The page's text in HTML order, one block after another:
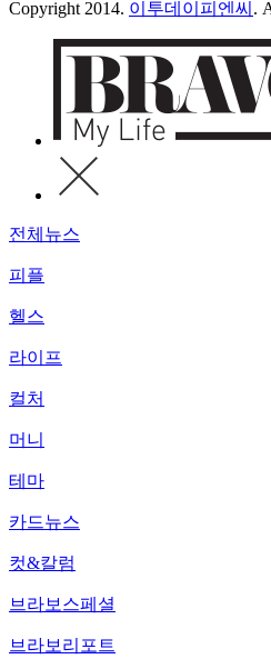
Copyright 2014. 이투데이피엔씨 .
전체뉴스
피플
헬스
라이프
컬처
머니
테마
카드뉴스
컷&칼럼
브라보스페셜
브라보리포트